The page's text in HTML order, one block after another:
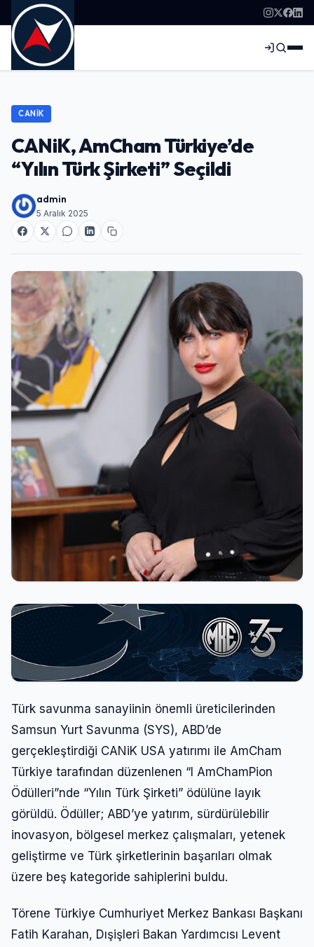
CANIK
CANiK, AmCham Türkiye’de
“Yılın Türk Şirketi” Seçildi
admin
5 Aralık 2025
Türk savunma sanayiinin önemli üreticilerinden
Samsun Yurt Savunma (SYS), ABD’de
gerçekleştirdiği CANiK USA yatırımı ile AmCham
Türkiye tarafından düzenlenen “I AmChamPion
Ödülleri”nde “Yılın Türk Şirketi” ödülüne layık
görüldü. Ödüller; ABD’ye yatırım, sürdürülebilir
inovasyon, bölgesel merkez çalışmaları, yetenek
geliştirme ve Türk şirketlerinin başarıları olmak
üzere beş kategoride sahiplerini buldu.
Törene Türkiye Cumhuriyet Merkez Bankası Başkanı
Fatih Karahan, Dışişleri Bakan Yardımcısı Levent